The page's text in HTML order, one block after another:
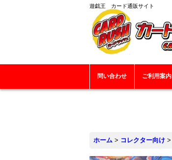
遊戯王 カード通販サイト
問い合わせ ご利用案内
ホーム > コレクター向け >